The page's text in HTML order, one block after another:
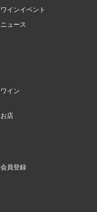
ワインイベント
ニュース
ワイン
お店
会員登録